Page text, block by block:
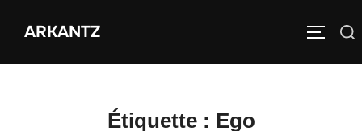
ARKANTZ Rechercher :
Étiquette : Ego